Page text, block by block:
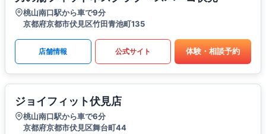
桃山南口駅から車で9分
京都府京都市伏見区竹田青池町135
店舗情報 公式サイト 体験・相談予約
ジョイフィット伏見店
桃山南口駅から車で6分
京都府京都市伏見区舞台町44